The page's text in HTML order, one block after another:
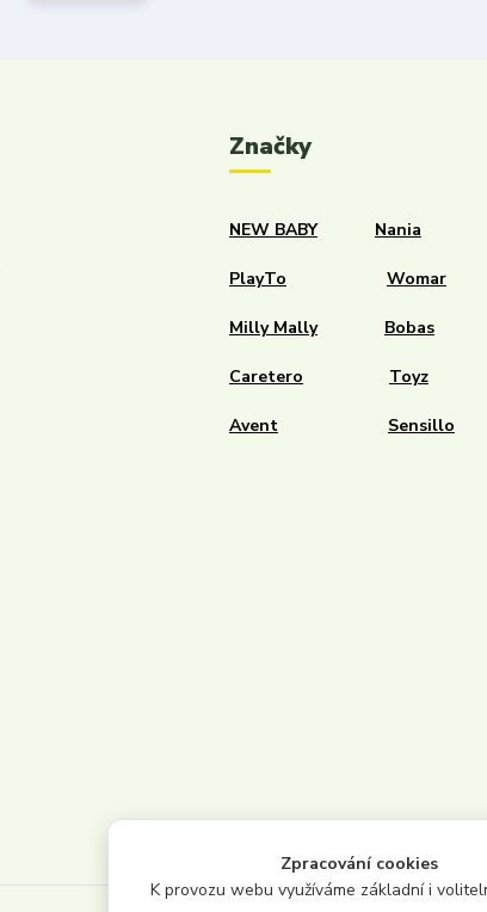
Značky
NEW BABY Nania
PlayTo Womar
Milly Mally Bobas
Caretero Toyz
Avent Sensillo
Zpracování cookies
K provozu webu využíváme základní i